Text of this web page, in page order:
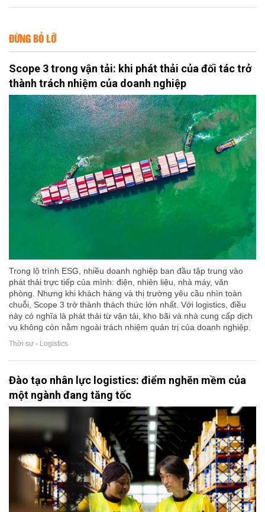
ĐỪNG BỎ LỠ
Scope 3 trong vận tải: khi phát thải của đối tác trở
thành trách nhiệm của doanh nghiệp
Trong lộ trình ESG, nhiều doanh nghiệp ban đầu tập trung vào
phát thải trực tiếp của mình: điện, nhiên liệu, nhà máy, văn
phòng. Nhưng khi khách hàng và thị trường yêu cầu nhìn toàn
chuỗi, Scope 3 trở thành thách thức lớn nhất. Với logistics, điều
này có nghĩa là phát thải từ vận tải, kho bãi và nhà cung cấp dịch
vụ không còn nằm ngoài trách nhiệm quản trị của doanh nghiệp.
Thời sự - Logistics
Đào tạo nhân lực logistics: điểm nghẽn mềm của
một ngành đang tăng tốc